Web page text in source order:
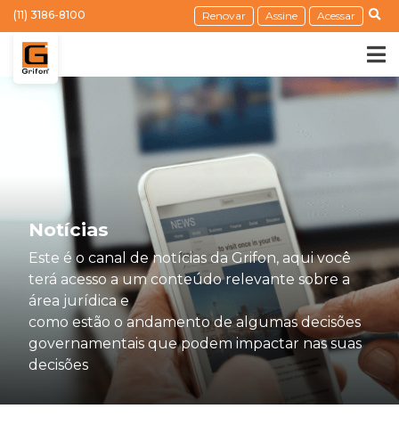
(11) 3186-8100 Renovar Assine Acessar
Notícias
Este é o canal de notícias da Grifon, aqui você
terá acesso a um conteúdo relevante sobre a
área jurídica e
como estão o andamento de algumas decisões
governamentais que podem impactar nas suas
decisões